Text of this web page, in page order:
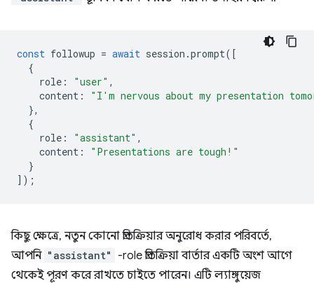
const followup = await session .prompt([
{
role : "user" ,
content :
"I'm nervous about my presentation
},
{
role : "assistant" ,
content :
"Presentations are tough!"
}
]);
কিছু ক্ষেত্রে, নতুন কোনো প্রতিক্রিয়ার অনুরোধ করার পরিবর্তে,
আপনি "assistant"
-role প্রতিক্রিয়া বার্তার একটি অংশ আগে
থেকেই পূরণ করে রাখতে চাইতে পারেন। এটি ল্যাঙ্গুয়েজ